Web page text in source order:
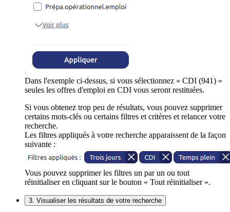
Dans l'exemple ci-dessus, si vous sélectionnez « CDI (941) »
seules les offres d'emploi en CDI vous seront restituées.
Si vous obtenez trop peu de résultats, vous pouvez supprimer
certains mots-clés ou certains filtres et critères et relancer votre
recherche.
Les filtres appliqués à votre recherche apparaissent de la façon
suivante :
Vous pouvez supprimer les filtres un par un ou tout
réinitialiser en cliquant sur le bouton « Tout réinitialiser ».
3. Visualiser les résultats de votre recherche